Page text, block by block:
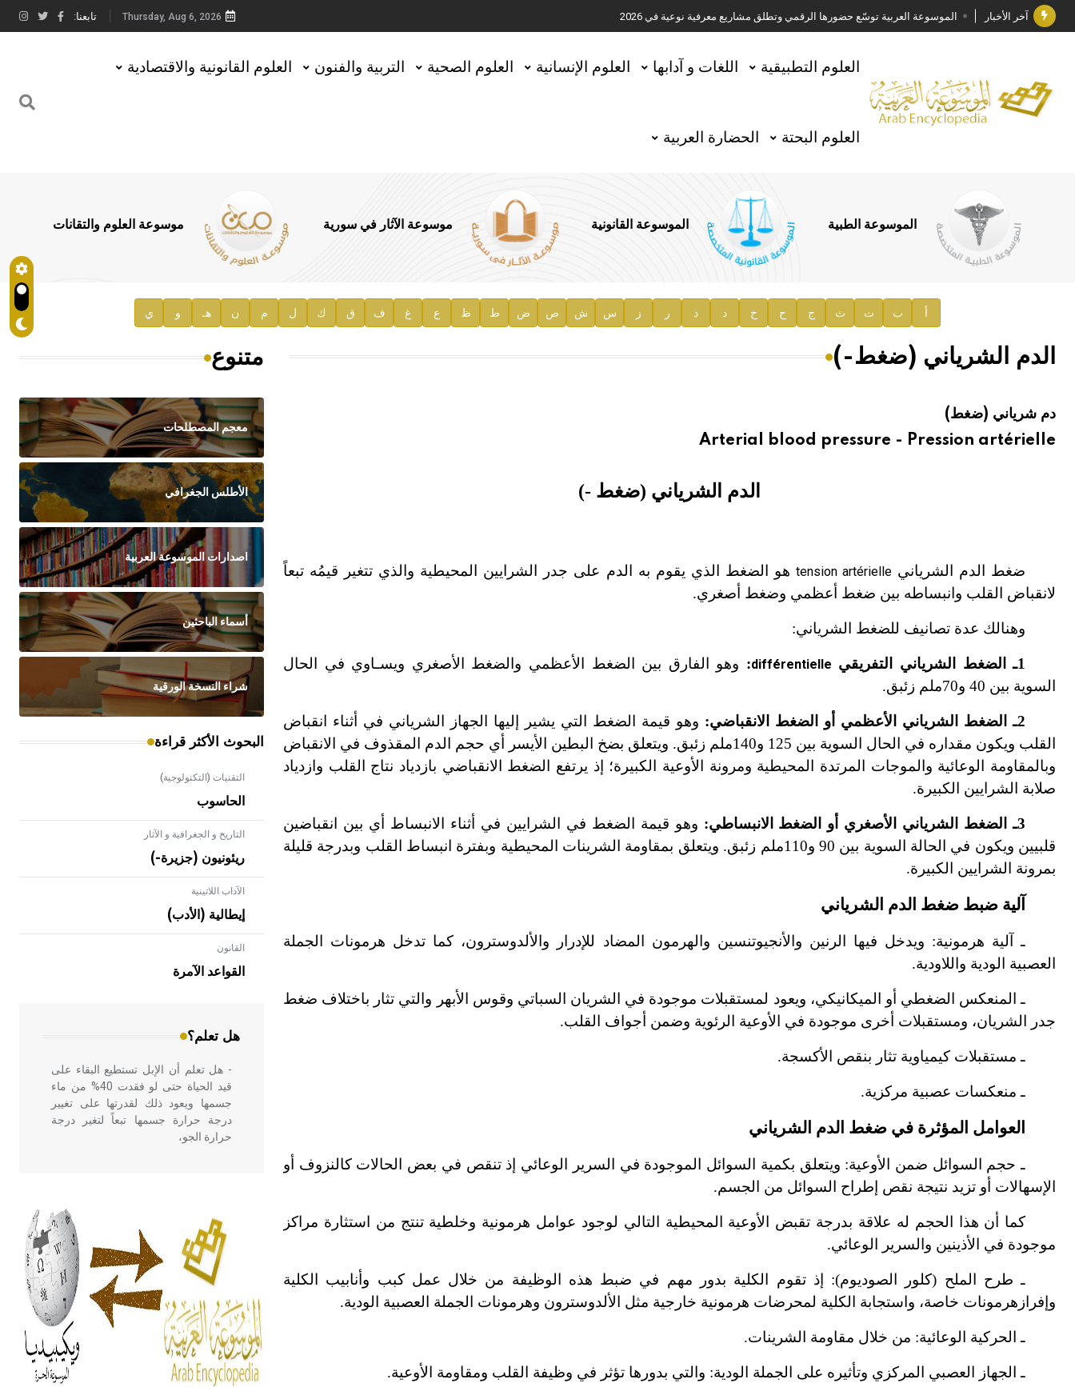
آخر الأخبار الموسوعة العربية توسّع حضورها الرقمي وتطلق مشاريع معرفية نوعية في 2026
جائزة مجمع الملك سلمان العالمي للغة العربية 2025
الأستاذ إياد خالد الطباع مدير عام لهيئة الموسوعة العربية
السيد محمد ياسين صالح وزيرا للثقافة
توصيات مجلس الإدارة
صدور المجلد السابع من موسوعة الآثار في سورية
إعلان..
هيئة الموسوعة العربية تطلق موسوعات جديدة في عام 2026
Thursday, Aug 6, 2026 تابعنا:
العلوم التطبيقية اللغات و آدابها العلوم الإنسانية العلوم الصحية التربية والفنون العلوم القانونية والاقتصادية
العلوم البحتة الحضارة العربية
الموسوعة الطبية الموسوعة القانونية موسوعة الآثار في سورية موسوعة العلوم والتقانات
أ ب ت ث ج ح خ د ذ ر ز س ش ص ض ط ظ ع غ ف ق ك ل م ن هـ و ي
الدم الشرياني (ضغط-)
دم شرياني (ضغط)
Arterial blood pressure - Pression artérielle
الدم الشرياني (ضغط -)
ضغط الدم الشرياني tension artérielle هو الضغط الذي يقوم به الدم على جدر الشرايين المحيطية والذي تتغير قيمُه تبعاً
لانقباض القلب وانبساطه بين ضغط أعظمي وضغط أصغري.
وهنالك عدة تصانيف للضغط الشرياني:
1ـ الضغط الشرياني التفريقي différentielle
: وهو الفارق بين الضغط الأعظمي والضغط الأصغري ويسـاوي في الحال
السوية بين 40 و70ملم زئبق.
2ـ الضغط الشرياني الأعظمي أو الضغط الانقباضي:
وهو قيمة الضغط التي يشير إليها الجهاز الشرياني في أثناء انقباض
القلب ويكون مقداره في الحال السوية بين 125 و140ملم زئبق. ويتعلق بضخ البطين الأيسر أي حجم الدم المقذوف في الانقباض
وبالمقاومة الوعائية والموجات المرتدة المحيطية ومرونة الأوعية الكبيرة؛ إذ يرتفع الضغط الانقباضي بازدياد نتاج القلب وازدياد
صلابة الشرايين الكبيرة.
3ـ الضغط الشرياني الأصغري أو الضغط الانبساطي:
وهو قيمة الضغط في الشرايين في أثناء الانبساط أي بين انقباضين
قلبيين ويكون في الحالة السوية بين 90 و110ملم زئبق. ويتعلق بمقاومة الشرينات المحيطية وبفترة انبساط القلب وبدرجة قليلة
بمرونة الشرايين الكبيرة.
آلية ضبط ضغط الدم الشرياني
ـ آلية هرمونية: ويدخل فيها الرنين والأنجيوتنسين والهرمون المضاد للإدرار والألدوسترون، كما تدخل هرمونات الجملة
العصبية الودية واللاودية.
ـ المنعكس الضغطي أو الميكانيكي، ويعود لمستقبلات موجودة في الشريان السباتي وقوس الأبهر والتي تثار باختلاف ضغط
جدر الشريان، ومستقبلات أخرى موجودة في الأوعية الرئوية وضمن أجواف القلب.
ـ مستقبلات كيمياوية تثار بنقص الأكسجة.
ـ منعكسات عصبية مركزية.
العوامل المؤثرة في ضغط الدم الشرياني
ـ حجم السوائل ضمن الأوعية: ويتعلق بكمية السوائل الموجودة في السرير الوعائي إذ تنقص في بعض الحالات كالنزوف أو
الإسهالات أو تزيد نتيجة نقص إطراح السوائل من الجسم.
كما أن هذا الحجم له علاقة بدرجة تقبض الأوعية المحيطية التالي لوجود عوامل هرمونية وخلطية تنتج من استثارة مراكز
موجودة في الأذينين والسرير الوعائي.
ـ طرح الملح (كلور الصوديوم): إذ تقوم الكلية بدور مهم في ضبط هذه الوظيفة من خلال عمل كبب وأنابيب الكلية
وإفراز هرمونات خاصة، واستجابة الكلية لمحرضات هرمونية خارجية مثل الألدوسترون وهرمونات الجملة العصبية الودية.
ـ الحركية الوعائية: من خلال مقاومة الشرينات.
ـ الجهاز العصبي المركزي وتأثيره على الجملة الودية: والتي بدورها تؤثر في وظيفة القلب ومقاومة الأوعية.
متنوع
معجم المصطلحات
الأطلس الجغرافي
اصدارات الموسوعة العربية
أسماء الباحثين
شراء النسخة الورقية
البحوث الأكثر قراءة
التقنيات (التكنولوجية)
الحاسوب
التاريخ و الجغرافية و الآثار
ريئونيون (جزيرة-)
الآداب اللاتينية
إيطالية (الأدب)
القانون
القواعد الآمرة
هل تعلم؟
- هل تعلم أن الأبلق نوع من الفنون
الهندسية التي ارتبطت بالعمارة الإسلامية
في بلاد الشام ومصر خاصة، حيث يحرص
- هل تعلم أن الإبل تستطيع البقاء على
قيد الحياة حتى لو فقدت 40% من ماء
جسمها ويعود ذلك لقدرتها على تغيير
درجة حرارة جسمها تبعاً لتغير درجة
حرارة الجو،
أربعة مؤلفات هي: الحكم، الأدلة، تنظيم
التغذية، ورسالته في جروح الرأس.
ويعود له الفضل بأنه حرر الطب من
الدين والفلسفة.
- هل تعلم أن المرجان إفراز حيواني
يتكون في البحر ويتركب من مادة
كربونات الكلسيوم، وهو أحمر أو شديد
الحمرة وهو أجود أنواعه، ويمتاز بكبر
الحجم ويسمى الش